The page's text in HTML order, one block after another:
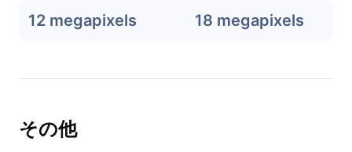
12 megapixels 18 megapixels
その他